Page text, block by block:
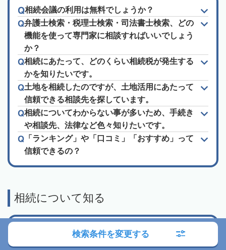
相続会議の利用は無料でしょうか？
弁護士検索・税理士検索・司法書士検索、どの
機能を使って専門家に相談すればいいでしょう
か？
相続にあたって、どのくらい相続税が発生する
かを知りたいです。
土地を相続したのですが、土地活用にあたって
信頼できる相談先を探しています。
相続についてわからない事が多いため、手続き
や相談先、法律など色々知りたいです。
「ランキング」や「口コミ」「おすすめ」って
信頼できるの？
相続について知る
司法書士に相談検索条件を変更する